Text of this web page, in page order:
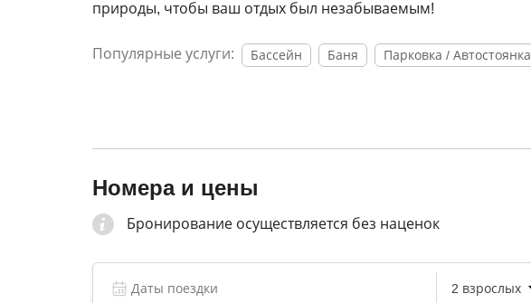
природы, чтобы ваш отдых был незабываемым!
Популярные услуги: Бассейн Баня Парковка / Автостоянка
Номера и цены
Бронирование осуществляется без наценок